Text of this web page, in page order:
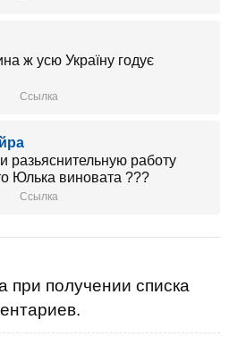
ж усю Україну годує
Ссылка
разьяснительную работу
Юлька виновата ???
Ссылка
получении списка